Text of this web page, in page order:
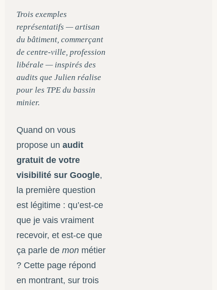
Trois exemples
représentatifs — artisan
du bâtiment, commerçant
de centre-ville, profession
libérale — inspirés des
audits que Julien réalise
pour les TPE du bassin
minier.
Quand on vous
propose un audit
gratuit de votre
visibilité sur Google,
la première question
est légitime : qu’est-ce
que je vais vraiment
recevoir, et est-ce que
ça parle de mon métier
? Cette page répond
en montrant, sur trois